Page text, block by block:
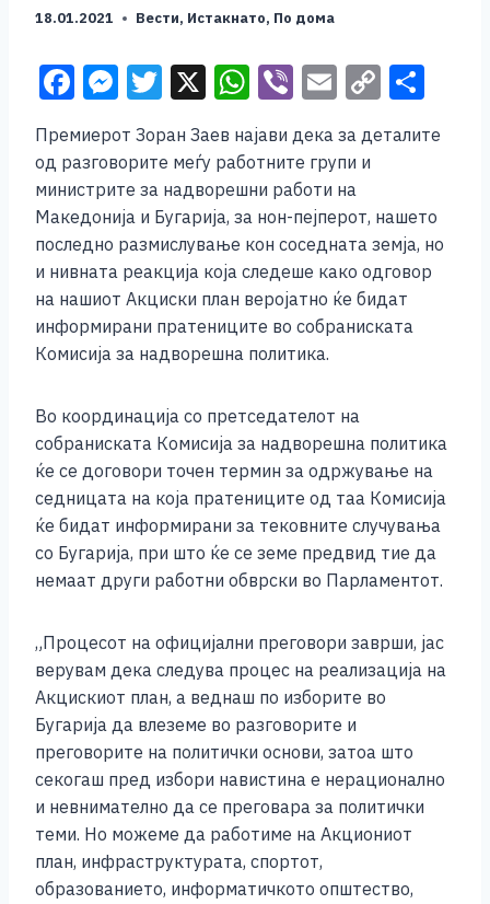
18.01.2021 Вести, Истакнато, По дома
F
c
e
b
o
o
k
M
ss
e
n
g
er
T
wi
tt
er
X W
h
at
s
A
p
p
Vi
er
E
ai
l
C
p
Li
n
k
ar
Премиерот Зоран Заев најави дека за деталите
од разговорите меѓу работните групи и
министрите за надворешни работи на
Македонија и Бугарија, за нон-пејперот, нашето
последно размислување кон соседната земја, но
и нивната реакција која следеше како одговор
на нашиот Акциски план веројатно ќе бидат
информирани пратениците во собраниската
Комисија за надворешна политика.
Во координација со претседателот на
собраниската Комисија за надворешна политика
ќе се договори точен термин за одржување на
седницата на која пратениците од таа Комисија
ќе бидат информирани за тековните случувања
со Бугарија, при што ќе се земе предвид тие да
немаат други работни обврски во Парламентот.
„Процесот на официјални преговори заврши, јас
верувам дека следува процес на реализација на
Акцискиот план, а веднаш по изборите во
Бугарија да влеземе во разговорите и
преговорите на политички основи, затоа што
секогаш пред избори навистина е нерационално
и невнимателно да се преговара за политички
теми. Но можеме да работиме на Акциониот
план, инфраструктурата, спортот,
образованието, информатичкото општество,